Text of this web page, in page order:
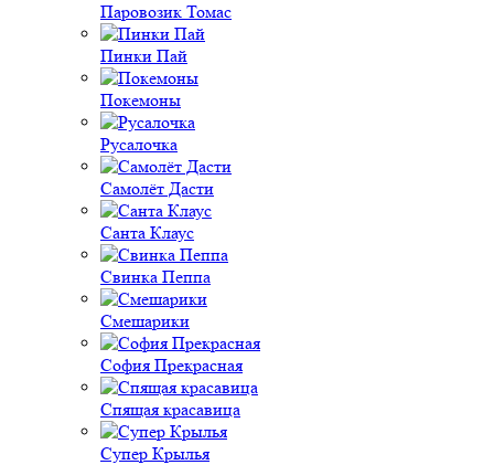
Паровозик Томас
Пинки Пай
Покемоны
Русалочка
Самолёт Дасти
Санта Клаус
Свинка Пеппа
Смешарики
София Прекрасная
Спящая красавица
Супер Крылья